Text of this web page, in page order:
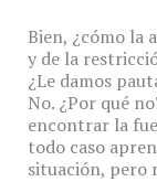
Bien, ¿cómo la
y de la
¿Le damos
No. ¿Por qué
encontrar la
todo caso
situación, pero